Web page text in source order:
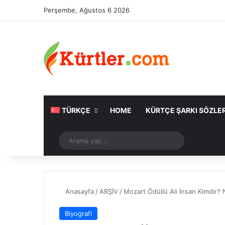
Perşembe, Ağustos 6 2026
TÜRKÇE HOME KÜRTÇE ŞARKI
Rastgele Makale
yap
Anasayfa / ARŞİV / Mozart Ödüllü Ali İnsan Kimdir?
Biyografi